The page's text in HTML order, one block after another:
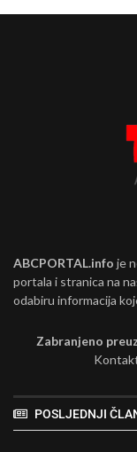
ABCPORTAL.info je
portala i stranica na
odabiru informacija
Zabranjeno
POSLJEDNJI